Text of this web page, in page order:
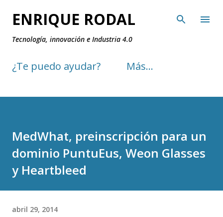
Ir al contenido principal
ENRIQUE RODAL
Tecnología, innovación e Industria 4.0
¿Te puedo ayudar? Más…
MedWhat, preinscripción para un
dominio PuntuEus, Weon Glasses
y Heartbleed
abril 29, 2014